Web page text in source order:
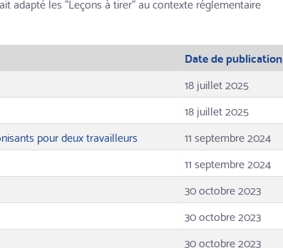
Date de publication
18 juillet 2025
18 juillet 2025
pour deux travailleurs
11 septembre 2024
11 septembre 2024
30 octobre 2023
30 octobre 2023
30 octobre 2023